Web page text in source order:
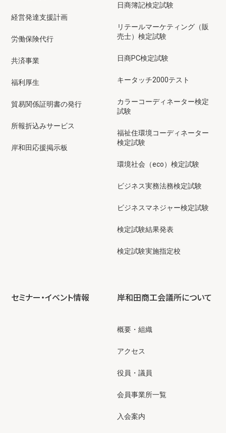
経営発達支援計画
労働保険代行
共済事業
福利厚生
貿易関係証明書の発行
所報折込みサービス
岸和田応援掲示板
日商簿記検定試験
リテールマーケティング（販
売士）検定試験
日商PC検定試験
キータッチ2000テスト
カラーコーディネーター検定
試験
福祉住環境コーディネーター
検定試験
環境社会（eco）検定試験
ビジネス実務法務検定試験
ビジネスマネジャー検定試験
検定試験結果発表
検定試験実施指定校
セミナー・イベント情報 岸和田商工会議所について
概要・組織
アクセス
役員・議員
会員事業所一覧
入会案内